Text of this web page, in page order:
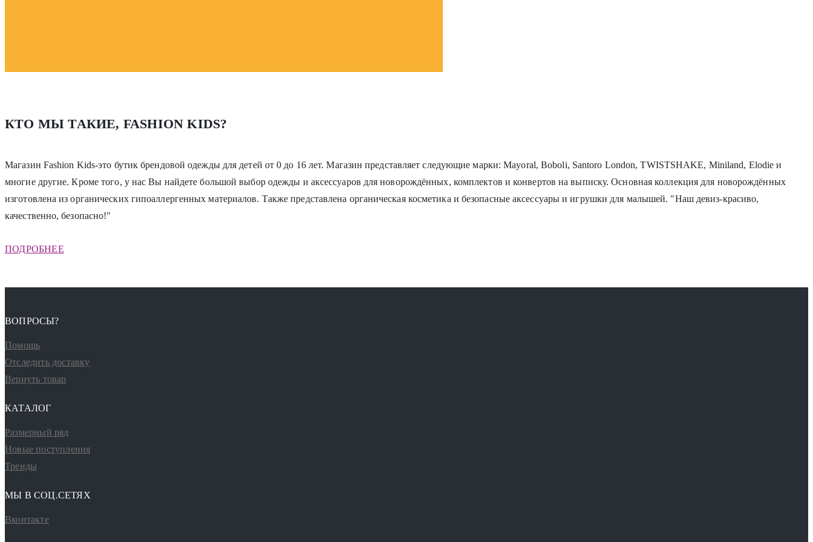
КТО МЫ ТАКИЕ, FASHION KIDS?
Магазин Fashion Kids-это бутик брендовой одежды для детей от 0 до 16 лет. Магазин представляет следующие марки: Mayoral, Boboli, Santoro London, TWISTSHAKE, Miniland, Elodie и
многие другие. Кроме того, у нас Вы найдете большой выбор одежды и аксессуаров для новорождённых, комплектов и конвертов на выписку. Основная коллекция для новорождённых
изготовлена из органических гипоаллергенных материалов. Также представлена органическая косметика и безопасные аксессуары и игрушки для малышей. "Наш девиз-красиво,
качественно, безопасно!"
ПОДРОБНЕЕ
ВОПРОСЫ?
Помощь
Отследить доставку
Вернуть товар
КАТАЛОГ
Размерный ряд
Новые поступления
Тренды
МЫ В СОЦ.СЕТЯХ
Вконтакте